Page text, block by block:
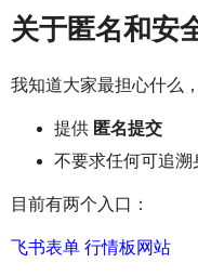
关于匿名和安
我知道大家最担心什么
提供 匿名提交
不要求任何可追溯
目前有两个入口：
飞书表单 行情板网站